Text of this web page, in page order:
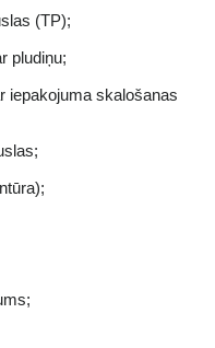
(TP);
pludiņu;
iepakojuma skalošanas